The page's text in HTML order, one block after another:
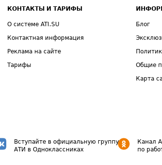
КОНТАКТЫ И ТАРИФЫ
О системе ATI.SU
Контактная информация
Реклама на сайте
Тарифы
Блог
Общие
Карта
Вступайте в официальную группу
АТИ в Одноклассниках
Канал
по